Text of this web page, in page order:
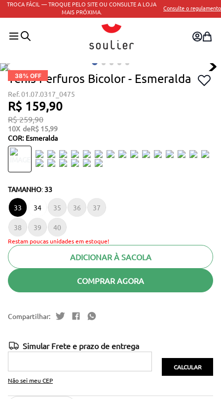
TROCA FÁCIL — TROQUE PELO SITE OU CONSULTE A LOJA
MAIS PRÓXIMA.
Consulte o regulamento
38% OFF
Tenis Perfuros Bicolor - Esmeralda
01.07.0317_0475
R$ 159,90
R$ 259,90
10 R$ 15,99
COR: Esmeralda
TAMANHO: 33
33 34 35 36 37
38 39 40
Restam poucas unidades em estoque!
ADICIONAR À SACOLA
COMPRAR AGORA
Não sei meu CEP